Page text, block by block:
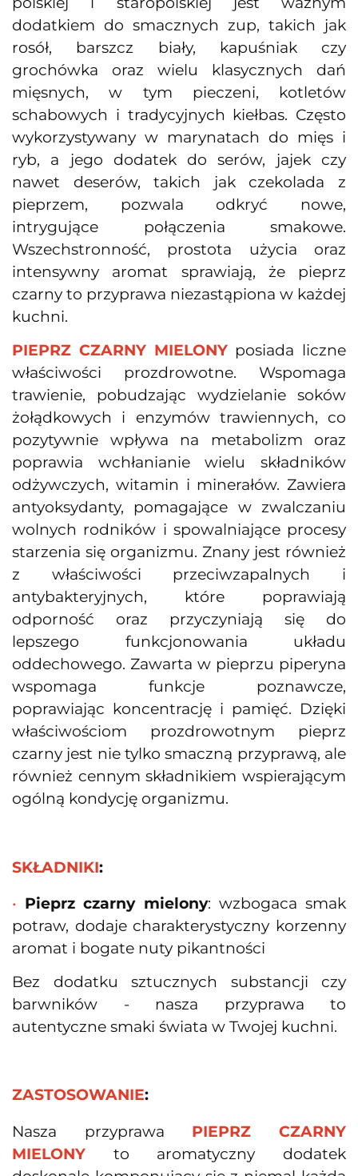
dodatkiem do smacznych zup, takich jak
rosół, barszcz biały, kapuśniak czy
grochówka oraz wielu klasycznych dań
mięsnych, w tym pieczeni, kotletów
schabowych i tradycyjnych kiełbas. Często
wykorzystywany w marynatach do mięs i
ryb, a jego dodatek do serów, jajek czy
nawet deserów, takich jak czekolada z
pieprzem, pozwala odkryć nowe,
intrygujące połączenia smakowe.
Wszechstronność, prostota użycia oraz
intensywny aromat sprawiają, że pieprz
czarny to przyprawa niezastąpiona w każdej
kuchni.
PIEPRZ CZARNY MIELONYposiada liczne
właściwości prozdrowotne. Wspomaga
trawienie, pobudzając wydzielanie soków
żołądkowych i enzymów trawiennych, co
pozytywnie wpływa na metabolizm oraz
poprawia wchłanianie wielu składników
odżywczych, witamin i minerałów. Zawiera
antyoksydanty, pomagające w zwalczaniu
wolnych rodników i spowalniające procesy
starzenia się organizmu. Znany jest również
z właściwości przeciwzapalnych i
antybakteryjnych, które poprawiają
odporność oraz przyczyniają się do
lepszego funkcjonowania układu
oddechowego. Zawarta w pieprzu piperyna
wspomaga funkcje poznawcze,
poprawiając koncentrację i pamięć. Dzięki
właściwościom prozdrowotnym pieprz
czarny jest nie tylko smaczną przyprawą, ale
również cennym składnikiem wspierającym
ogólną kondycję organizmu.
SKŁADNIKI:
• Pieprz czarny mielony: wzbogaca smak
potraw, dodaje charakterystyczny korzenny
aromat i bogate nuty pikantności
Bez dodatku sztucznych substancji czy
barwników - nasza przyprawa to
autentyczne smaki świata w Twojej kuchni.
ZASTOSOWANIE:
Nasza przyprawa PIEPRZ CZARNY
MIELONY to aromatyczny dodatek